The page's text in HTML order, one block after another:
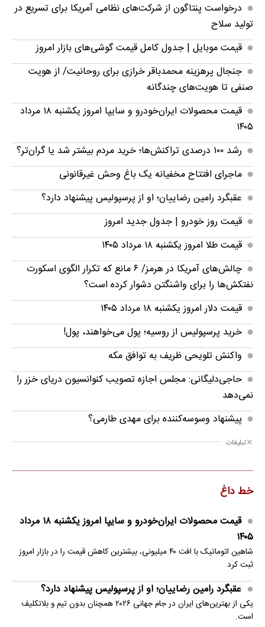
درخواست پنتاگون از شرکت‌های نظامی آمریکا برای تسریع در
تولید سلاح
قیمت موبایل‌ | جدول کامل قیمت گوشی‌های بازار امروز
جنجال پرهزینه محمدباقر خرازی برای روحانیت/ از هویت
صنفی تا هویت‌های چندگانه
قیمت محصولات ایران‌خودرو و سایپا امروز یکشنبه ۱۸ مرداد
۱۴۰۵
رشد ۱۰۰ درصدی تراکنش‌ها؛ خرید مردم بیشتر شد یا گران‌تر؟
ماجرای افتتاح مخفیانه یک باغ وحش غیرقانونی
عقبگرد رامین رضاییان؛ او از پرسپولیس پیشنهاد دارد؟
قیمت روز خودرو | جدول جدید امروز
قیمت طلا امروز یکشنبه ۱۸ مرداد ۱۴۰۵
چالش‌های آمریکا در هرمز/ ۶ مانع که تکرار الگوی اسکورت
نفتکش‌ها را برای واشنگتن دشوار کرده‌ است؟
قیمت دلار امروز یکشنبه ۱۸ مرداد ۱۴۰۵
خرید پرسپولیس از روسیه؛ پول می‌خواهند، پول!
واکنش تلویحی ظریف به توافق مکه
حاجی‌دلیگانی: مجلس اجازه تصویب کنوانسیون دریای خزر را
نمی‌دهد
پیشنهاد وسوسه‌کننده برای مهدی طارمی؟
تبلیغات
خط داغ
قیمت محصولات ایران‌خودرو و سایپا امروز یکشنبه ۱۸ مرداد
۱۴۰۵
شاهین اتوماتیک با افت ۴۰ میلیونی، بیشترین کاهش قیمت را در بازار امروز
ثبت کرد
عقبگرد رامین رضاییان؛ او از پرسپولیس پیشنهاد دارد؟
یکی از بهترین‌های ایران در جام جهانی ۲۰۲۶ همچنان بدون تیم و بلاتکلیف
است.